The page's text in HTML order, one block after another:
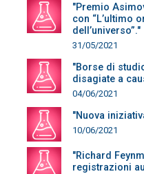
"Premio
con “L’ultimo
dell’universo”."
31/05/2021
"Borse di
disagiate a
04/06/2021
"Nuova
10/06/2021
"Richard
registrazioni